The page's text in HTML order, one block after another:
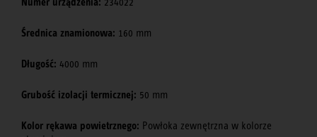
Średnica znamionowa: 160 mm
Długość: 4000 mm
Grubość izolacji termicznej: 50 mm
Kolor rękawa powietrznego: Powłoka zewnętrzna w kolorze